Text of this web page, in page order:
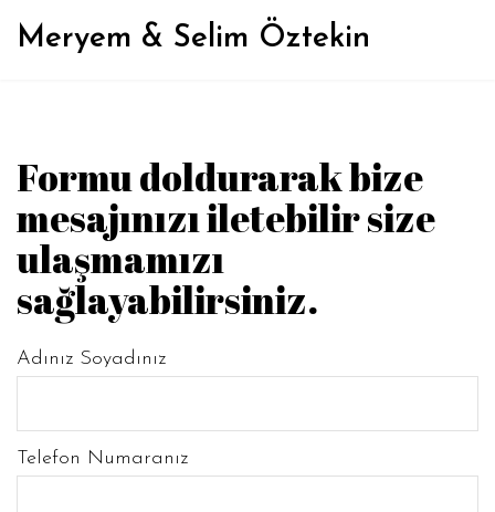
Meryem & Selim Öztekin
Formu doldurarak bize
mesajınızı iletebilir size
ulaşmamızı
sağlayabilirsiniz.
Adınız Soyadınız
Telefon Numaranız